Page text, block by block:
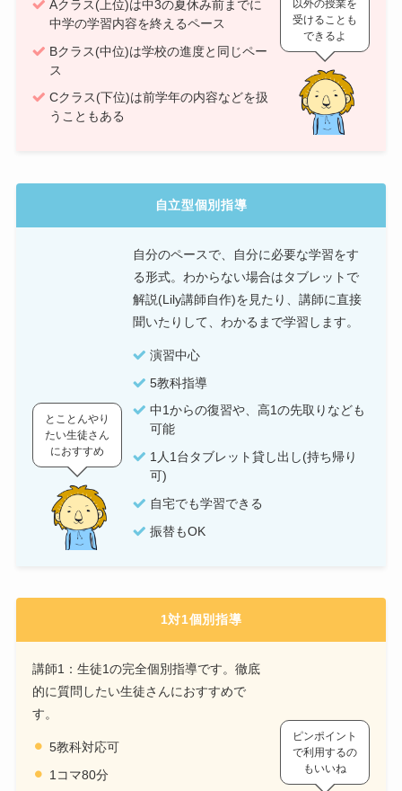
Aクラス(上位)は中3の夏休み前までに
中学の学習内容を終えるペース
Bクラス(中位)は学校の進度と同じペー
ス
Cクラス(下位)は前学年の内容などを扱
うこともある
以外の授業を
受けることも
できるよ
自立型個別指導
自分のペースで、自分に必要な学習をす
る形式。わからない場合はタブレットで
解説(Lily講師自作)を見たり、講師に直接
聞いたりして、わかるまで学習します。
演習中心
5教科指導
中1からの復習や、高1の先取りなども
可能
1人1台タブレット貸し出し(持ち帰り
可)
自宅でも学習できる
振替もOK
とことんやり
たい生徒さん
におすすめ
1対1個別指導
講師1：生徒1の完全個別指導です。徹底
的に質問したい生徒さんにおすすめで
す。
5教科対応可
1コマ80分
ピンポイント
で利用するの
もいいね